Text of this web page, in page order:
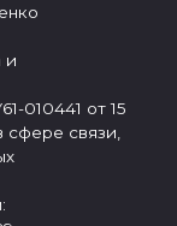
и
010441 от 15
сфере связи,